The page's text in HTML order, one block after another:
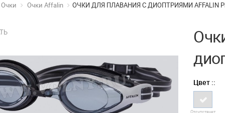
Очки Очки Affalin ОЧКИ ДЛЯ ПЛАВАНИЯ С ДИОПТРИЯМИ AFFALIN
Цвет ::